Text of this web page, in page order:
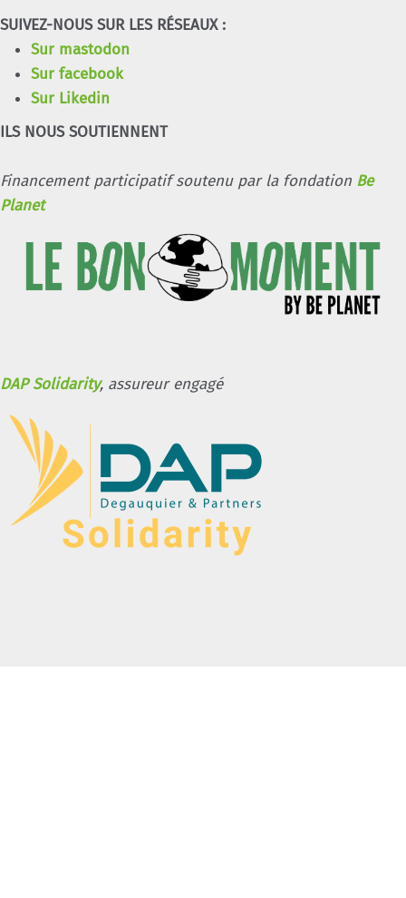
SUIVEZ-NOUS SUR LES RÉSEAUX :
Sur mastodon
Sur facebook
Sur Likedin
ILS NOUS SOUTIENNENT
Financement participatif soutenu par la fondation Be
Planet
DAP Solidarity, assureur engagé